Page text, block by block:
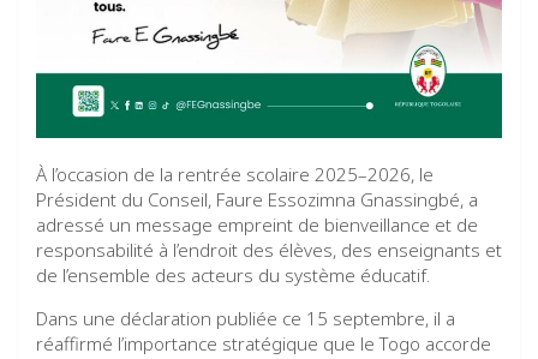
À l’occasion de la rentrée scolaire 2025–2026, le
Président du Conseil, Faure Essozimna Gnassingbé, a
adressé un message empreint de bienveillance et de
responsabilité à l’endroit des élèves, des enseignants et
de l’ensemble des acteurs du système éducatif.
Dans une déclaration publiée ce 15 septembre, il a
réaffirmé l’importance stratégique que le Togo accorde